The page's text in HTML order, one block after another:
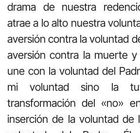
drama de nuestra
atrae a lo alto nuestra
aversión contra la voluntad
aversión contra la muerte
une con la voluntad del
mi voluntad sino la
transformación del «no»
inserción de la voluntad de